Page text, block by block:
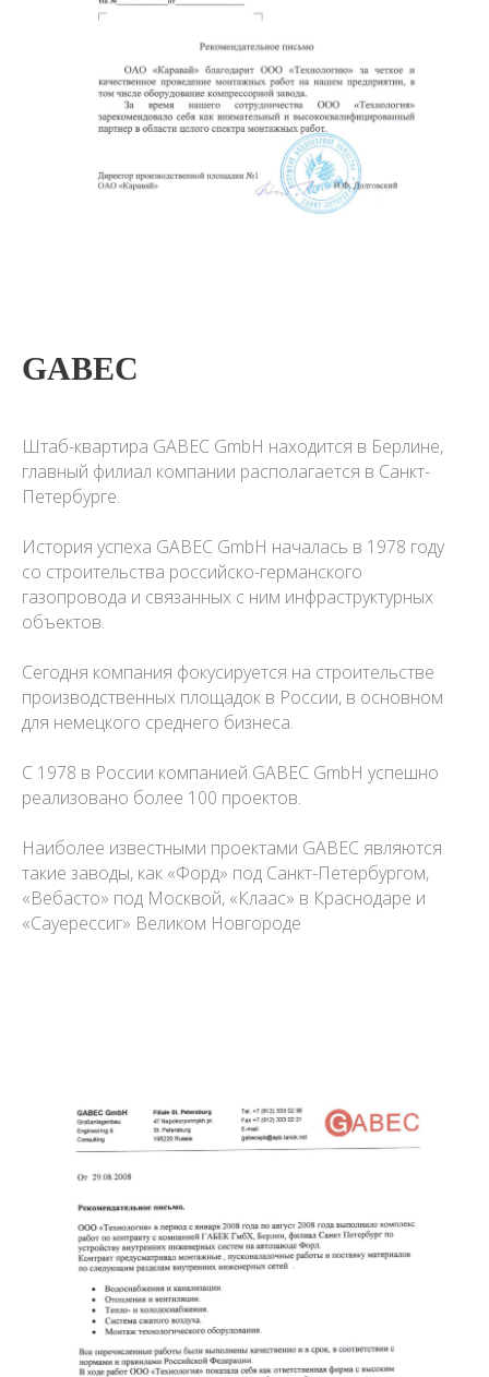
GABEC
Штаб-квартира GABEC GmbH находится в Берлине,
главный филиал компании располагается в Санкт-
Петербурге.
История успеха GABEC GmbH началась в 1978 году
со строительства российско-германского
газопровода и связанных с ним инфраструктурных
объектов.
Сегодня компания фокусируется на строительстве
производственных площадок в России, в основном
для немецкого среднего бизнеса.
С 1978 в России компанией GABEC GmbH успешно
реализовано более 100 проектов.
Наиболее известными проектами GABEC являются
такие заводы, как «Форд» под Санкт-Петербургом,
«Вебасто» под Москвой, «Клаас» в Краснодаре и
«Сауерессиг» Великом Новгороде